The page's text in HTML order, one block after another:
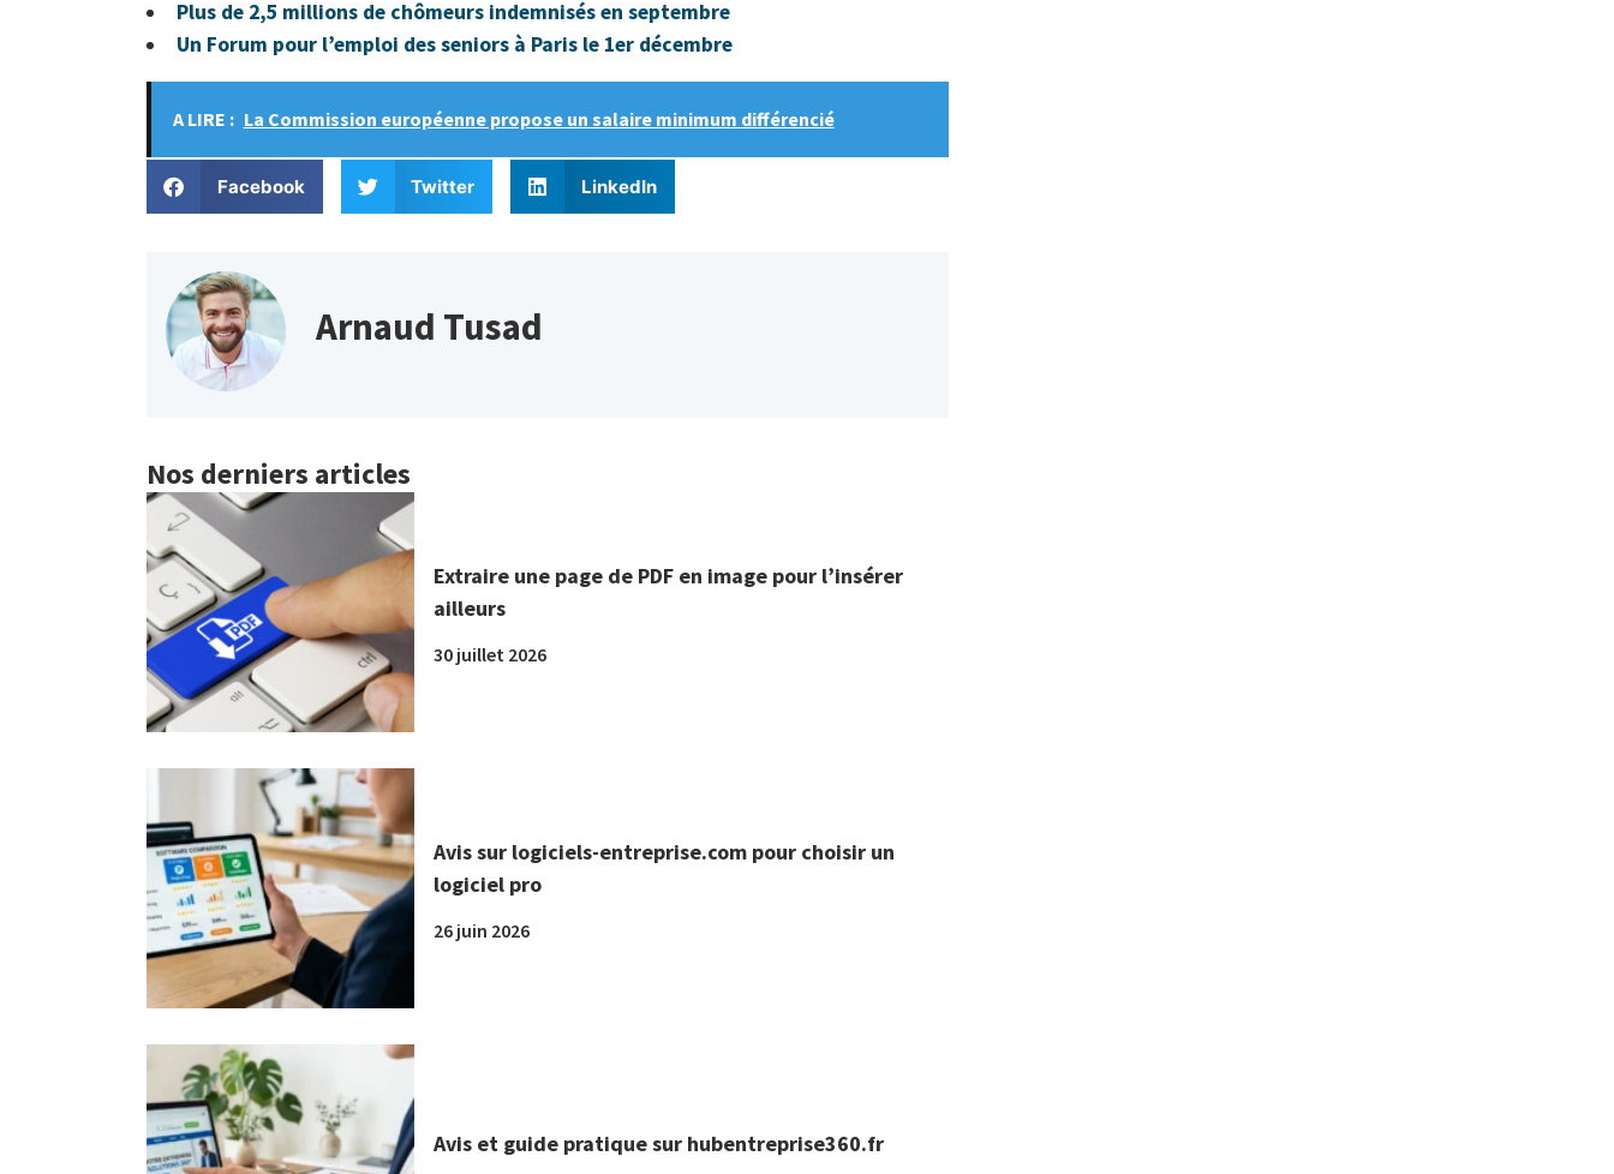
Plus de 2,5 millions de chômeurs indemnisés en septembre
Un Forum pour l’emploi des seniors à Paris le 1er décembre
A LIRE : La Commission européenne propose un salaire minimum différencié
Facebook Twitter LinkedIn
Arnaud Tusad
Nos derniers articles
Extraire une page de PDF en image pour l’insérer
ailleurs
30 juillet 2026
Avis sur logiciels-entreprise.com pour choisir un
logiciel pro
26 juin 2026
Avis et guide pratique sur hubentreprise360.fr